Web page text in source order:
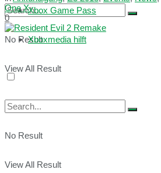
No Result
View All Result
Xbox Game Pass
Xboxmedia hilft
No Result
View All Result
One X
0